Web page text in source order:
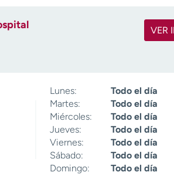
VER
Lunes:
Todo el día
Martes:
Todo el día
Miércoles:
Todo el día
Jueves:
Todo el día
Viernes:
Todo el día
Sábado:
Todo el día
Domingo:
Todo el día